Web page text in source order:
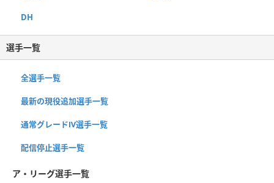
DH
選手一覧
全選手一覧
最新の現役追加選手一覧
通常グレードⅣ選手一覧
配信停止選手一覧
ア・リーグ選手一覧